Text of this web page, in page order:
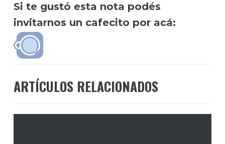
Si te gustó esta nota podés
invitarnos un cafecito por acá:
ARTÍCULOS RELACIONADOS